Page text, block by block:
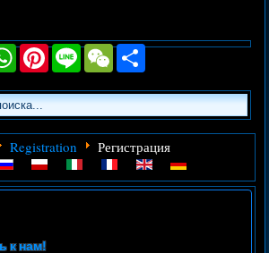
WhatsAppPinterest
Line WeChatShare
Registration Регистрация
к нам!